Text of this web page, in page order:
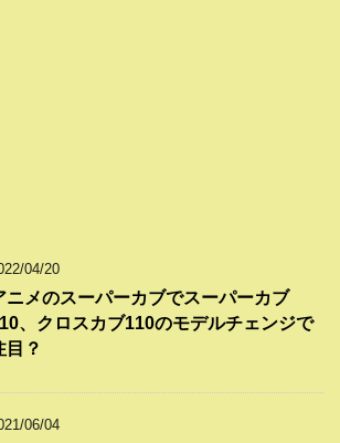
04/20
ニメのスーパーカブでスーパーカブ
、クロスカブ110のモデルチェンジで
目？
06/04